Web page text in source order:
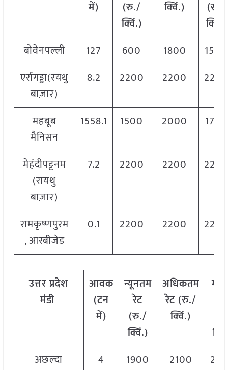
में)
(रु./
क्विं.)
क्विं.) (रु./
क्विं.)
बोवेनपल्ली
127 600 1800
1500
एर्रागड्डा(रयथु
बाज़ार)
8.2 2200 2200 2200
महबूब
मैनिसन
1558.1 1500 2000 1700
मेहंदीपट्टनम
(रायथु
बाज़ार)
7.2 2200 2200 2200
रामकृष्णपुरम
, आरबीजेड
0.1 2200 2200 2200
उत्तरप्रदेश
मंडी
आवक
(टन
में)
न्यूनतम
रेट
(रु./
क्विं.)
अधिकतम
रेट (रु./
क्विं.)
अछल्दा
4 1900 2100